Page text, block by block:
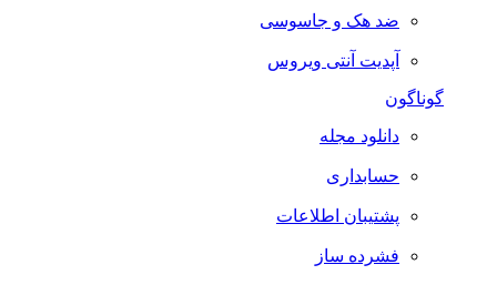
ضد هک و جاسوسی
آپدیت آنتی ویروس
گوناگون
دانلود مجله
حسابداری
پشتیبان اطلاعات
فشرده ساز